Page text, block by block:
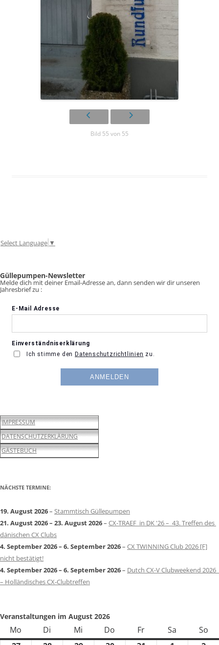
Bild 55 von 55
Select Language ▼
Güllepumpen-Newsletter
Melde dich mit deiner Email-Adresse an, dann senden wir dir unseren
Jahresbrief zu :
IMPRESSUM
DATENSCHUTZERKLÄRUNG
GÄSTEBUCH
NÄCHSTE TERMINE:
19. August 2026– Stammtisch Güllepumpen
21. August 2026– 23. August 2026– CX-TRAEF in DK '26 – 43. Treffen des
dänischen CX Clubs
4. September 2026– 6. September 2026– CX TWINNING Club 2026 [F]
nicht bestätigt!
4. September 2026– 6. September 2026– Dutch CX-V Clubweekend 2026
– Holländisches CX-Clubtreffen
Veranstaltungen im August 2026
Mo Montag
Di Dienstag
Mi Mittwoch
Do Donnerstag
FrFreitagSa Samstag
So